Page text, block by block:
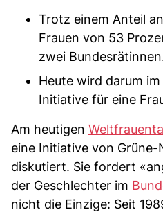
Trotz einem Anteil
Frauen von 53
zwei
Heute wird darum
Initiative für eine
Am heutigen
eine Initiative von
diskutiert. Sie fordert
der Geschlechter im
nicht die Einzige: Seit